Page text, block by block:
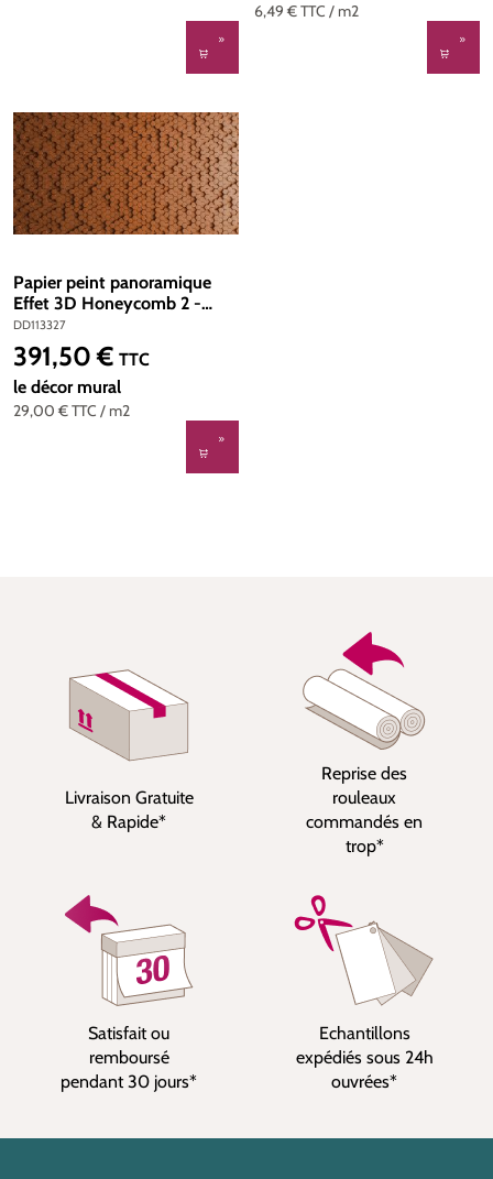
6,49 €TTC / m2
Papier peint panoramique
Effet 3D Honeycomb 2 -
Référence DD113327 - Intissé
200g/m2 - Standard 500 x
270
DD113327
29,00 €TTC / m2
Prix régulier :
391,50 € TTC
le décor mural
Livraison Gratuite
& Rapide*
Reprise des
rouleaux
commandés en
trop*
Satisfait ou
remboursé
pendant 30 jours*
Echantillons
expédiés sous 24h
ouvrées*